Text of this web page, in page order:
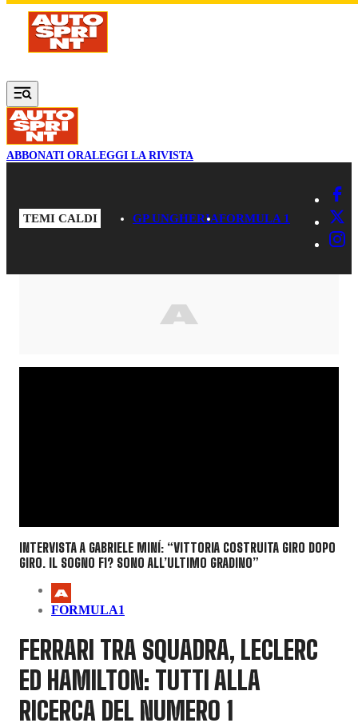
Vai al contenuto principale
ABBONATI ORALEGGI LA RIVISTA
TEMI CALDI GP UNGHERIAFORMULA 1
INTERVISTA A GABRIELE MINÍ: “VITTORIA COSTRUITA GIRO DOPO
GIRO. IL SOGNO F1? SONO ALL’ULTIMO GRADINO”
FORMULA1
FERRARI TRA SQUADRA, LECLERC
ED HAMILTON: TUTTI ALLA
RICERCA DEL NUMERO 1